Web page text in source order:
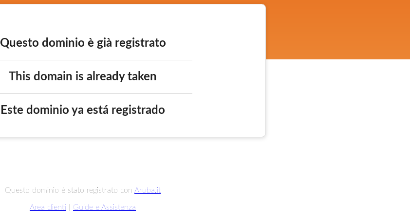
Questo dominio è già registrato
This domain is already taken
Este dominio ya está registrado
Questo dominio è stato registrato con Aruba.it
Area clienti Guide e Assistenza